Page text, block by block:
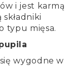
i jest karmą
typu mięsa.
wygodne w